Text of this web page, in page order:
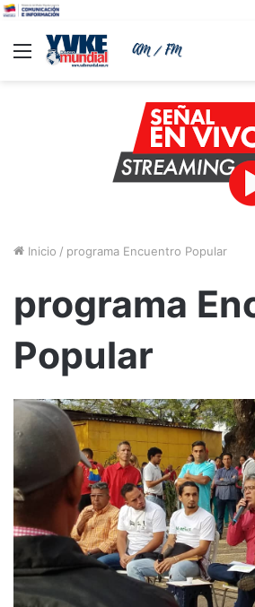
Menu
Inicio / programa Encuentro Popular
programa
Popular